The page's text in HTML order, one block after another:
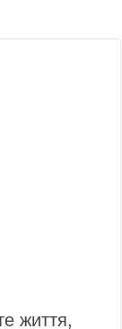
життя,